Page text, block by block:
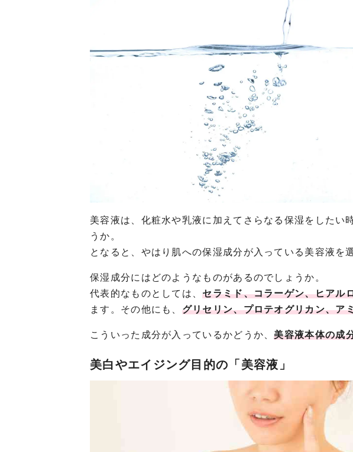
美容液は、化粧水や乳液に加えてさらなる保湿をしたい
うか。
となると、やはり肌への保湿成分が入っている美容液を
保湿成分にはどのようなものがあるのでしょうか。
代表的なものとしては、セラミド、コラーゲン、ヒアル
ます。その他にも、 グリセリン、プロテオグリカン、ア
こういった成分が入っているかどうか、美容液本体の成
美白やエイジング目的の「美容液」